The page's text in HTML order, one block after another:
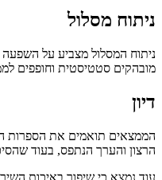
ניתוח מסלול
ניתוח המסלול מצביע על השפעה
מובהקים סטטיסטית וחופפים
דיון
הממצאים תואמים את הספרות
הרצון והערך הנתפס, בעוד
עוד נמצא כי שיפור באיכות